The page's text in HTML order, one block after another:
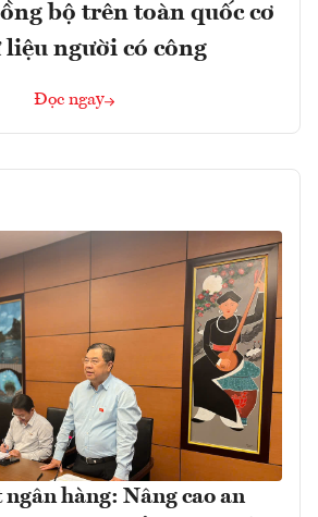
bộ trên toàn quốc cơ
liệu người có công
Đọc ngay
hàng: Nâng cao an